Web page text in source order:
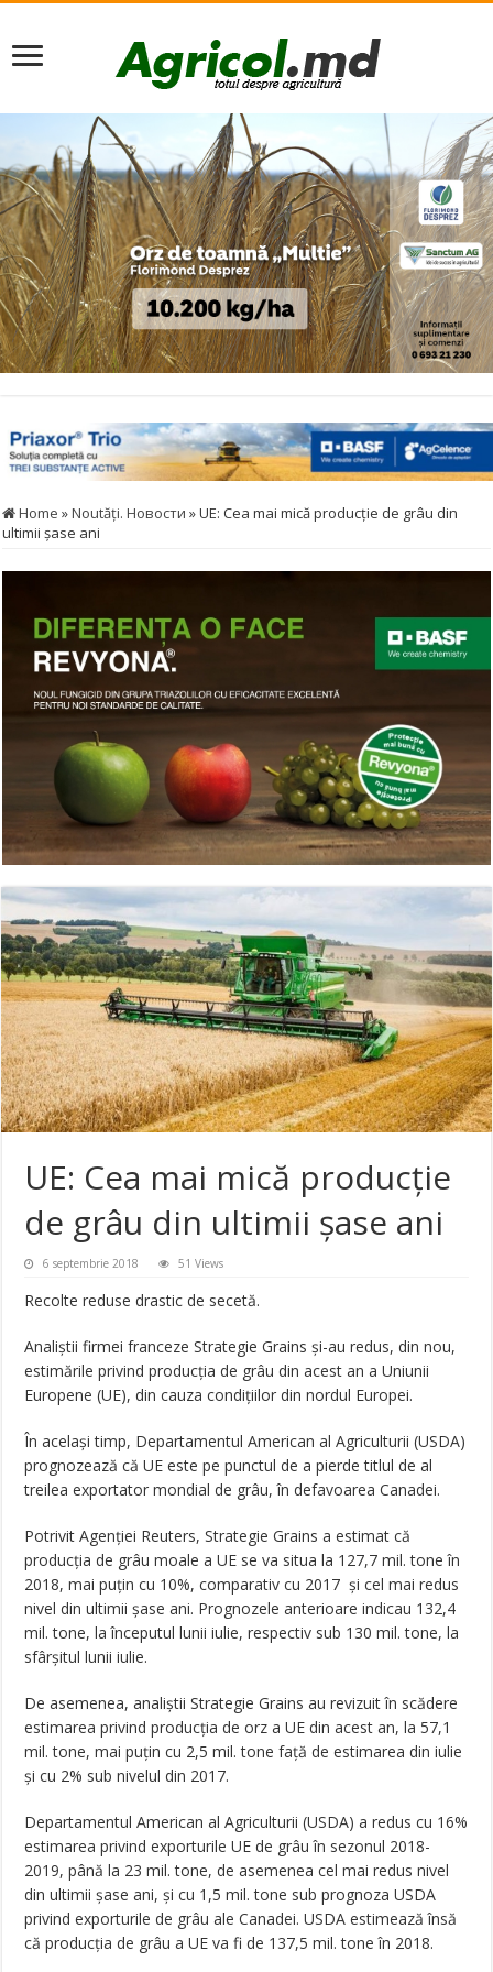
Home »Noutăţi. Новости »UE: Cea mai mică producție de grâu din
ultimii șase ani
UE: Cea mai mică producție
de grâu din ultimii șase ani
6 septembrie 2018 51 Views
Recolte reduse drastic de secetă.
Analiștii firmei franceze Strategie Grains și-au redus, din nou,
estimările privind producția de grâu din acest an a Uniunii
Europene (UE), din cauza condițiilor din nordul Europei.
În același timp, Departamentul American al Agriculturii (USDA)
prognozează că UE este pe punctul de a pierde titlul de al
treilea exportator mondial de grâu, în defavoarea Canadei.
Potrivit Agenției Reuters, Strategie Grains a estimat că
producția de grâu moale a UE se va situa la 127,7 mil. tone în
2018, mai puțin cu 10%, comparativ cu 2017 și cel mai redus
nivel din ultimii șase ani. Prognozele anterioare indicau 132,4
mil. tone, la începutul lunii iulie, respectiv sub 130 mil. tone, la
sfârșitul lunii iulie.
De asemenea, analiștii Strategie Grains au revizuit în scădere
estimarea privind producția de orz a UE din acest an, la 57,1
mil. tone, mai puțin cu 2,5 mil. tone față de estimarea din iulie
și cu 2% sub nivelul din 2017.
Departamentul American al Agriculturii (USDA) a redus cu 16%
estimarea privind exporturile UE de grâu în sezonul 2018-
2019, până la 23 mil. tone, de asemenea cel mai redus nivel
din ultimii șase ani, și cu 1,5 mil. tone sub prognoza USDA
privind exporturile de grâu ale Canadei. USDA estimează însă
că producția de grâu a UE va fi de 137,5 mil. tone în 2018.